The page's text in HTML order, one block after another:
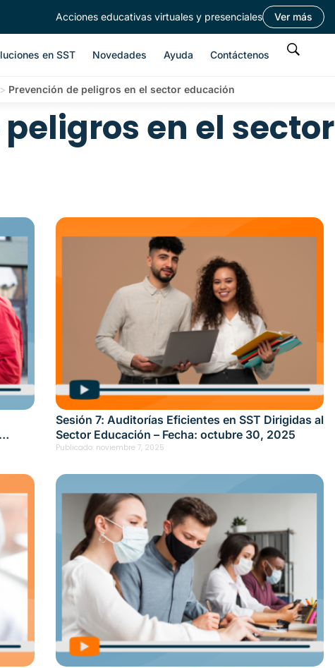
Acciones educativas virtuales y presenciales Ver más
en SST Novedades Ayuda Contáctenos
> Prevención de peligros en el sector educación
en el sector
Sesión 7: Auditorías Eficientes en SST Dirigidas al
Sector Educación – Fecha: octubre 30, 2025
Publicado: noviembre 7, 2025